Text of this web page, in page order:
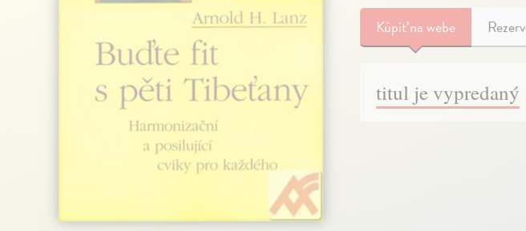
Kúpiťna webe
titul je vypredaný